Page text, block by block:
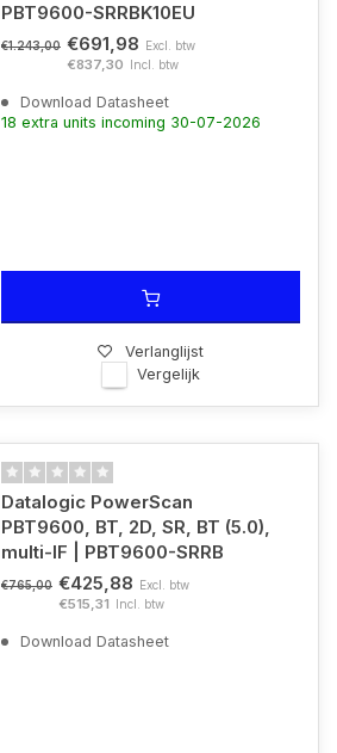
PBT9600-SRRBK10EU
€1.243,00 €691,98 Excl. btw
€837,30 Incl. btw
Download Datasheet
18 extra units incoming 30-07-2026
Verlanglijst
Vergelijk
Datalogic PowerScan
PBT9600, BT, 2D, SR, BT (5.0),
multi-IF | PBT9600-SRRB
€765,00 €425,88 Excl. btw
€515,31 Incl. btw
Download Datasheet